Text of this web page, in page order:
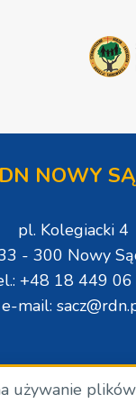
NOWY
pl. Kolegiacki 4
- 300 Nowy
+48 18 449
e-mail:
używanie